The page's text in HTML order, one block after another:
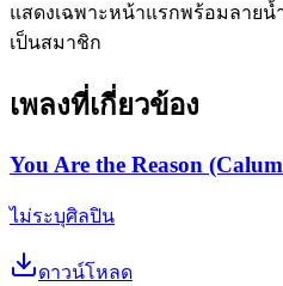
แสดงเฉพาะหน้าแรกพร้อมลายน้
เป็นสมาชิก
เพลงที่เกี่ยวข้อง
You Are the Reason
ไม่ระบุศิลปิน
ดาวน์โหลด